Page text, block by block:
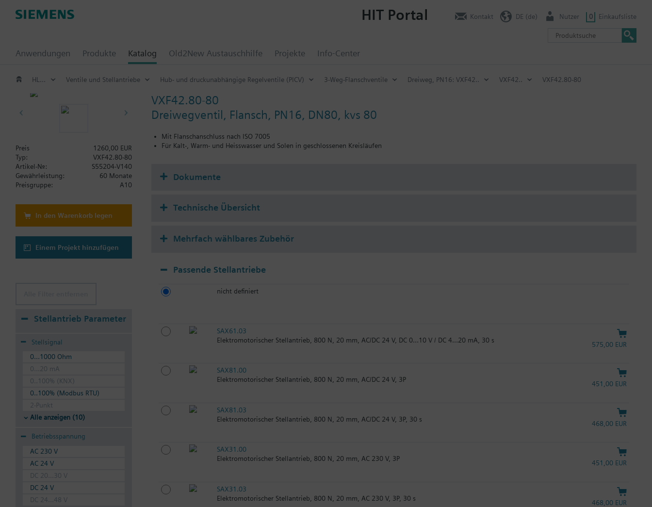
Anwendungen Produkte Katalog Old2New Austauschhilfe Projekte Info-Center
HIT Portal Kontakt DE (de) Nutzer 0 Einkaufsliste
HLK Produkte Ventile und Stellantriebe Hub- und druckunabhängige Regelventile (PICV) 3-Weg-Flanschventile Dreiweg, PN16: VXF42.. VXF42.. VXF42.80-80
VXF42.80-80
Dreiwegventil, Flansch, PN16, DN80, kvs 80
Mit Flanschanschluss nach ISO 7005
Für Kalt-, Warm- und Heisswasser und Solen in geschlossenen Kreisläufen
Preis
1260,00 EUR
Typ:
VXF42.80-80
Artikel-Nr.:
S55204-V140
Gewährleistung:
60 Monate
Preisgruppe:
A10
In den Warenkorb legen
Einem Projekt hinzufügen
Stellantrieb Parameter
Stellsignal
0...1000 Ohm
0...20 mA
0..100% (KNX)
0..100% (Modbus RTU)
2-Punkt
Alle anzeigen (10)
Betriebsspannung
AC 230 V
AC 24 V
DC 20...30 V
DC 24 V
DC 24...48 V
Dokumente
Technische Übersicht
Mehrfach wählbares Zubehör
Passende Stellantriebe
nicht definiert
SAX61.03
Elektromotorischer Stellantrieb, 800 N, 20 mm, AC/DC 24 V, DC 0…10 V / DC 4…20 mA, 30 s
575,00 EUR
SAX81.00
Elektromotorischer Stellantrieb, 800 N, 20 mm, AC/DC 24 V, 3P
451,00 EUR
SAX81.03
Elektromotorischer Stellantrieb, 800 N, 20 mm, AC/DC 24 V, 3P, 30 s
468,00 EUR
SAX31.00
Elektromotorischer Stellantrieb, 800 N, 20 mm, AC 230 V, 3P
451,00 EUR
SAX31.03
Elektromotorischer Stellantrieb, 800 N, 20 mm, AC 230 V, 3P, 30 s
468,00 EUR